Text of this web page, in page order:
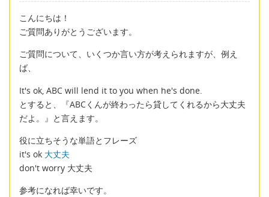
こんにちは！
ご質問ありがとうございます。
ご質問について、いくつか言い方が考えられますが、例え
ば、
It's ok, ABC will lend it to you when he's done.
とすると、『ABCくんが終わったら貸してくれるから大丈夫
だよ。』と言えます。
役に立ちそうな単語とフレーズ
it's ok 大丈夫
don't worry 大丈夫
参考になれば幸いです。